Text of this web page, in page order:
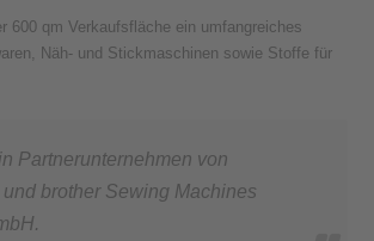
600 qm Verkaufsfläche ein umfangreiches
Näh- und Stickmaschinen sowie Stoffe für
Partnerunternehmen von
brother Sewing Machines